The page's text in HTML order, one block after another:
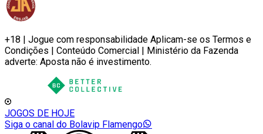
+18 | Jogue com responsabilidade Aplicam-se os Termos e
Condições | Conteúdo Comercial | Ministério da Fazenda
adverte: Aposta não é investimento.
JOGOS DE HOJE
Siga o canal do Bolavip Flamengo